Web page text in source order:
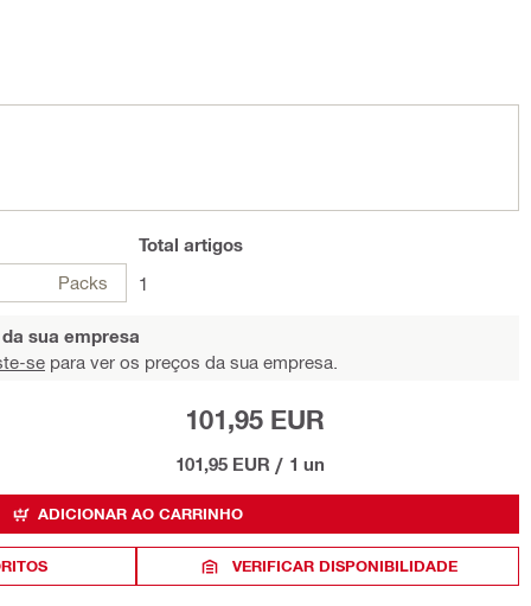
Packs
Total artigos
1
sua empresa
se para ver os preços da sua empresa.
101,95 EUR
101,95 EUR / 1 un
ADICIONAR AO CARRINHO
VERIFICAR DISPONIBILIDADE